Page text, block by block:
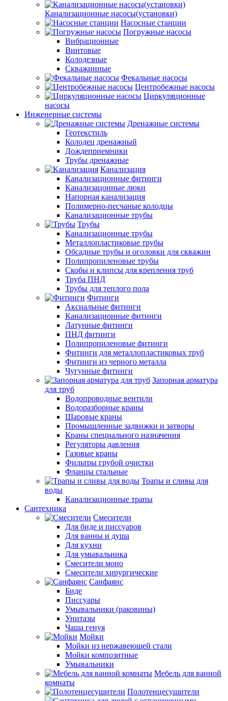
Канализационные насосы(установки)
Насосные станции
Погружные насосы
Вибрационные
Винтовые
Колодезные
Скважинные
Фекальные насосы
Центробежные насосы
Циркуляционные
насосы
Инженерные системы
Дренажные системы
Геотекстиль
Колодец дренажный
Дождеприемники
Трубы дренажные
Канализация
Канализационные фитинги
Канализацонные люки
Напорная канализация
Полимерно-песчаные колодцы
Канализационные трубы
Трубы
Канализационные трубы
Металлопластиковые трубы
Обсадные трубы и оголовки для скважин
Полипропиленовые трубы
Скобы и клипсы для крепления труб
Труба ПНД
Трубы для теплого пола
Фитинги
Аксиальные фитинги
Канализационные фитинги
Латунные фитинги
ПНД фитинги
Полипропиленовые фитинги
Фитинги для металлопластиковых труб
Фитинги из черного металла
Чугунные фитинги
Запорная арматура
для труб
Водопроводные вентили
Водоразборные краны
Шаровые краны
Промышленные задвижки и затворы
Краны специального назначения
Регуляторы давления
Газовые краны
Фильтры грубой очистки
Фланцы стальные
Трапы и сливы для
воды
Канализационные трапы
Сантехника
Смесители
Для биде и писсуаров
Для ванны и душа
Для кухни
Для умывальника
Смесители моно
Смесители хирургические
Санфаянс
Биде
Писсуары
Умывальники (раковины)
Унитазы
Чаша генуя
Мойки
Мойки из нержавеющей стали
Мойки композитные
Умывальники
Мебель для ванной
комнаты
Полотенцесушители